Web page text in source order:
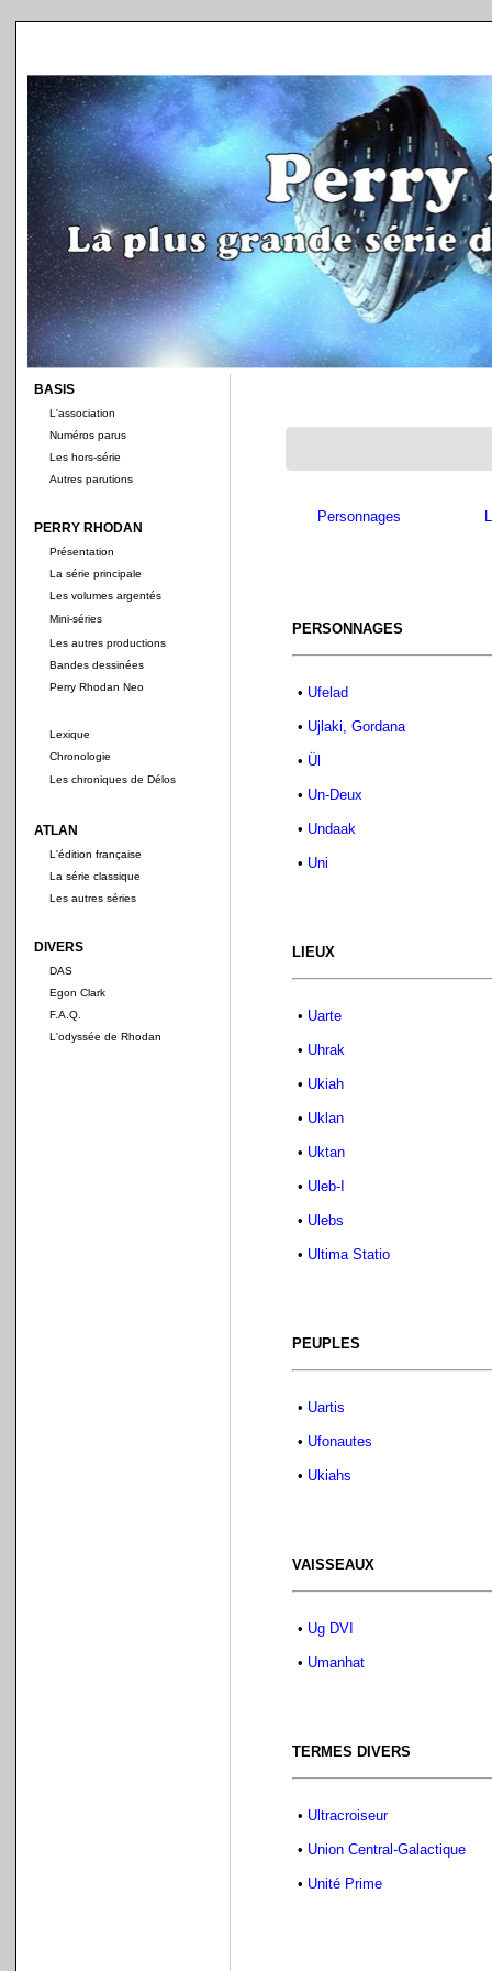
BASIS
L'association
Numéros parus
Les hors-série
Autres parutions
PERRY RHODAN
Présentation
La série principale
Les volumes argentés
Mini-séries
Les autres productions
Bandes dessinées
Perry Rhodan Neo
Lexique
Chronologie
Les chroniques de Délos
ATLAN
L'édition française
La série classique
Les autres séries
DIVERS
DAS
Egon Clark
F.A.Q.
L'odyssée de Rhodan
Personnages
PERSONNAGES
• Ufelad
• Ujlaki, Gordana
• Ül
• Un-Deux
• Undaak
• Uni
LIEUX
• Uarte
• Uhrak
• Ukiah
• Uklan
• Uktan
• Uleb-I
• Ulebs
• Ultima Statio
PEUPLES
• Uartis
• Ufonautes
• Ukiahs
VAISSEAUX
• Ug DVI
• Umanhat
TERMES DIVERS
• Ultracroiseur
• Union Central-Galactique
• Unité Prime